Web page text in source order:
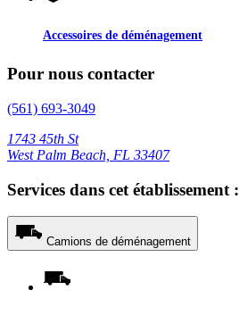
Accessoires de déménagement
Pour nous contacter
(561) 693-3049
1743 45th St
West Palm Beach, FL 33407
Services dans cet établissement :
Camions de déménagement